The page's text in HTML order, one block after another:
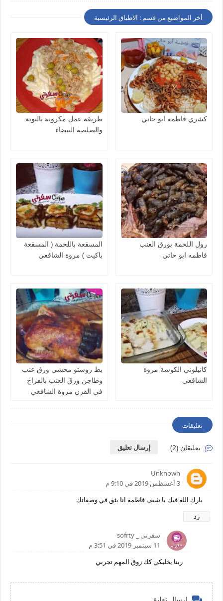
أخر المواضيع من قسم : الاطباق الرئيسية
كشري فاطمه ابو حاتي
طريقة عمل مكرونة بالتونة
والصلصة البيضاء
رول اللحمة بورق العنب
فاطمه ابو حاتي
المسقعة باللحمة ( المسقعة
باكيت ) مروة الشافعي
كانيلوني الكوسة مروة
الشافعي
بط روستو محشي ورق عنب
وطاجن ورق العنب بالفراخ
في الفرن مروة الشافعي
تعليقات
تعليقان (2) إرسال تعليق
Unknown
3 أغسطس 2019 في 9:10 م
بارك الله فيك يا شيف فاطمة انا بثق في وصفاتك
رد
سفرتى _ sofrty
11 سبتمبر 2019 في 3:51 م
ربنا يخليكي كك زوق المهم تجربي